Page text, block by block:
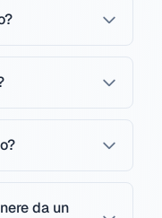
da un